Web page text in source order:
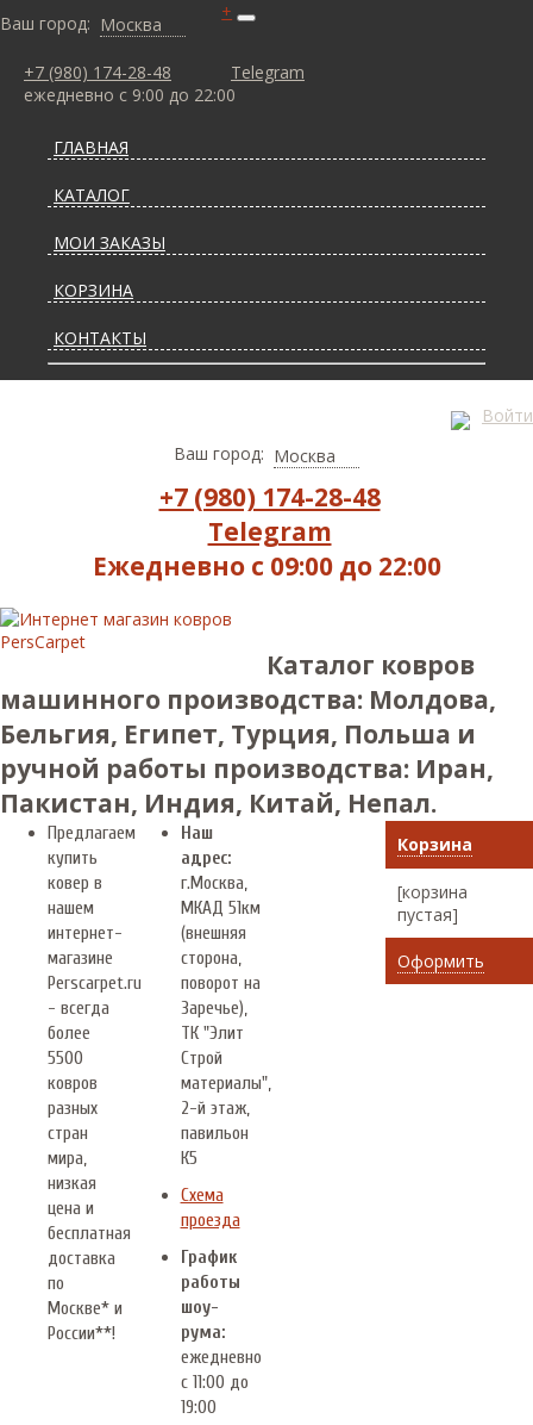
Ваш город: Москва
+7 (980) 174-28-48
Telegram
ежедневно с 9:00 до 22:00
+
ГЛАВНАЯ
КАТАЛОГ
МОИ ЗАКАЗЫ
КОРЗИНА
КОНТАКТЫ
ДОСТАВКА И ОПЛАТА
Войти
Ваш город: Москва
+7 (980) 174-28-48
Telegram
Ежедневно с 09:00 до 22:00
Каталог ковров
машинного производства: Молдова,
Бельгия, Египет, Турция, Польша и
ручной работы производства: Иран,
Пакистан, Индия, Китай, Непал.
Предлагаем
купить
ковер в
нашем
интернет-
магазине
Perscarpet.ru
- всегда
более
5500
ковров
разных
стран
мира,
низкая
цена и
бесплатная
доставка
по
Москве* и
России**!
Наш
адрес:
г.Москва
МКАД 51км
(внешняя
сторона,
поворот на
Заречье),
ТК "Элит
Строй
материалы",
2-й этаж,
павильон
К5
Схема
проезда
График
работы
шоу-
рума:
ежедневно
с 11:00 до
19:00
Корзина
[корзина
пустая]
Оформить